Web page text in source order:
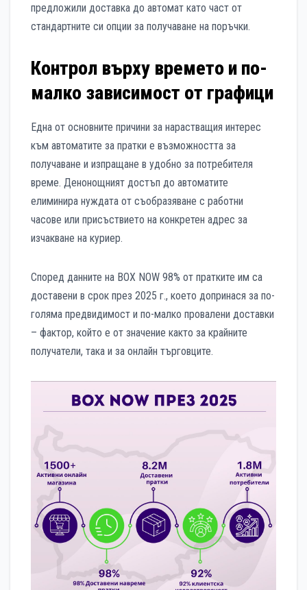
предложили доставка до автомат като част от
стандартните си опции за получаване на поръчки.
Контрол върху времето и по-
малко зависимост от графици
Една от основните причини за нарастващия интерес
към автоматите за пратки е възможността за
получаване и изпращане в удобно за потребителя
време. Денонощният достъп до автоматите
елиминира нуждата от съобразяване с работни
часове или присъствието на конкретен адрес за
изчакване на куриер.
Според данните на BOX NOW 98% от пратките им са
доставени в срок през 2025 г., което допринася за по-
голяма предвидимост и по-малко провалени доставки
– фактор, който е от значение както за крайните
получатели, така и за онлайн търговците.